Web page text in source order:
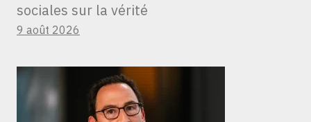
sociales sur la vérité
9 août 2026